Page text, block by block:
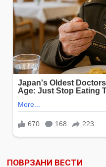
ПОВРЗАНИ ВЕСТИ